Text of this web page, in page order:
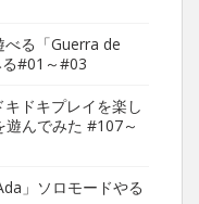
べる「Guerra de
#01～#03
キドキプレイを楽し
んでみた #107～
」ソロモードやる